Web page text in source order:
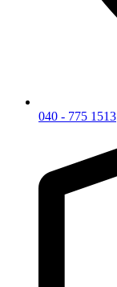
040 - 775 1513